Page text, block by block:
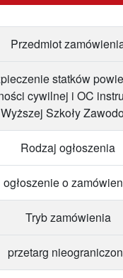
Przedmiot
statków
cywilnej i OC
Szkoły
Rodzaj ogłoszenia
ogłoszenie o
Tryb zamówienia
przetarg